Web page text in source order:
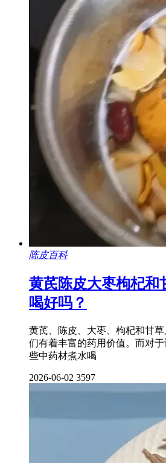
陈皮百科
黄芪陈皮大枣枸杞和
喝好吗？
黄芪、陈皮、大枣、枸杞和甘
们有着丰富的药用价值。而对
些中药材煮水喝
2026-06-02 3597